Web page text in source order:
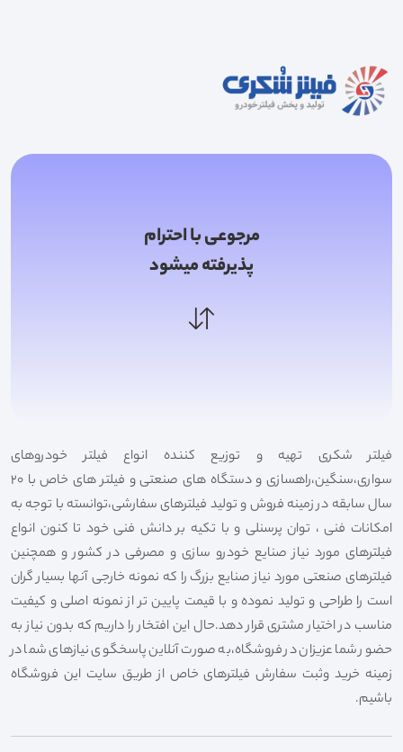
مرجوعی با احترام
پذیرفته میشود
فیلتر شکری تهیه و توزیع کننده انواع فیلتر خودروهای
سواری،سنگین،راهسازی و دستگاه های صنعتی و فیلتر های خاص با 20
سال سابقه در زمینه فروش و تولید فیلترهای سفارشی،توانسته با توجه به
امکانات فنی ، توان پرسنلی و با تکیه بر دانش فنی خود تا کنون انواع
فیلترهای مورد نیاز صنایع خودرو سازی و مصرفی در کشور و همچنین
فیلترهای صنعتی مورد نیاز صنایع بزرگ را که نمونه خارجی آنها بسیار گران
است را طراحی و تولید نموده و با قیمت پایین تر از نمونه اصلی و کیفیت
مناسب در اختیار مشتری قرار دهد.حال این افتخار را داریم که بدون نیاز به
حضور شما عزیزان در فروشگاه،به صورت آنلاین پاسخگوی نیازهای شما در
زمینه خرید وثبت سفارش فیلترهای خاص از طریق سایت این فروشگاه
باشیم.